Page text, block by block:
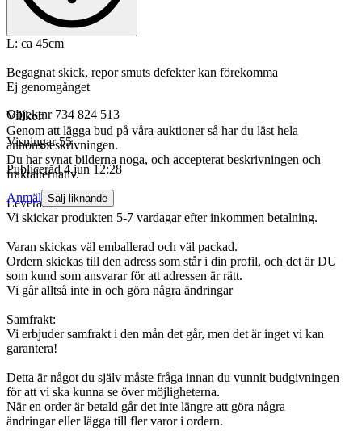
L: ca 45cm
Begagnat skick, repor smuts defekter kan förekomma
Ej genomgånget
Villkor:
Genom att lägga bud på våra auktioner så har du läst hela
annonsbeskrivningen.
Du har synat bilderna noga, och accepterat beskrivningen och
fraktalternativ.
Leverans:
Vi skickar produkten 5-7 vardagar efter inkommen betalning.
Varan skickas väl emballerad och väl packad.
Ordern skickas till den adress som står i din profil, och det är DU
som kund som ansvarar för att adressen är rätt.
Vi går alltså inte in och göra några ändringar
Samfrakt:
Vi erbjuder samfrakt i den mån det går, men det är inget vi kan
garantera!
Detta är något du själv måste fråga innan du vunnit budgivningen
för att vi ska kunna se över möjligheterna.
När en order är betald går det inte längre att göra några
ändringar eller lägga till fler varor i ordern.
Objektnr 734 824 513
Visningar 55
Publicerad 4 jun 12:28
Anmäl Sälj liknande